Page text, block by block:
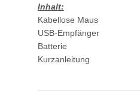
Inhalt:
Kabellose Maus
USB-Empfänger
Batterie
Kurzanleitung